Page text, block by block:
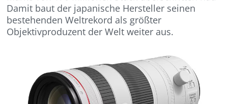
Damit baut der japanische Hersteller seinen
bestehenden Weltrekord als größter
Objektivproduzent der Welt weiter aus.